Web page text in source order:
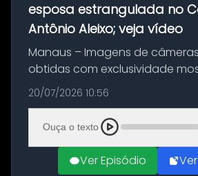
esposa estrangulada no
Antônio Aleixo; veja vídeo
Manaus – Imagens de
obtidas com exclusividade
momento da fuga do principal
morte de Larissa Araújo, de 28
ocorreu na noite deste último d...
20/07/2026 10:56
Ouça o texto
Ver Episódio